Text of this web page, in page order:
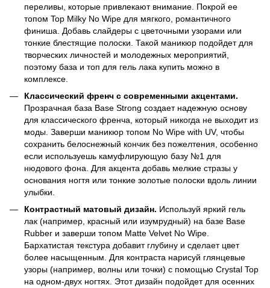
переливы, которые привлекают внимание. Покрой ее
топом Top Milky No Wipe для мягкого, романтичного
финиша. Добавь слайдеры с цветочными узорами или
тонкие блестящие полоски. Такой маникюр подойдет для
творческих личностей и молодежных мероприятий,
поэтому база и топ для гель лака купить можно в
комплексе.
Классический френч с современными акцентами.
Прозрачная база Base Strong создает надежную основу
для классического френча, который никогда не выходит из
моды. Заверши маникюр топом No Wipe with UV, чтобы
сохранить белоснежный кончик без пожелтения, особенно
если используешь камуфлирующую базу №1 для
нюдового фона. Для акцента добавь мелкие стразы у
основания ногтя или тонкие золотые полоски вдоль линии
улыбки.
Контрастный матовый дизайн. Используй яркий гель
лак (например, красный или изумрудный) на базе Base
Rubber и заверши топом Matte Velvet No Wipe.
Бархатистая текстура добавит глубину и сделает цвет
более насыщенным. Для контраста нарисуй глянцевые
узоры (например, волны или точки) с помощью Crystal Top
на одном-двух ногтях. Этот дизайн подойдет для осенних